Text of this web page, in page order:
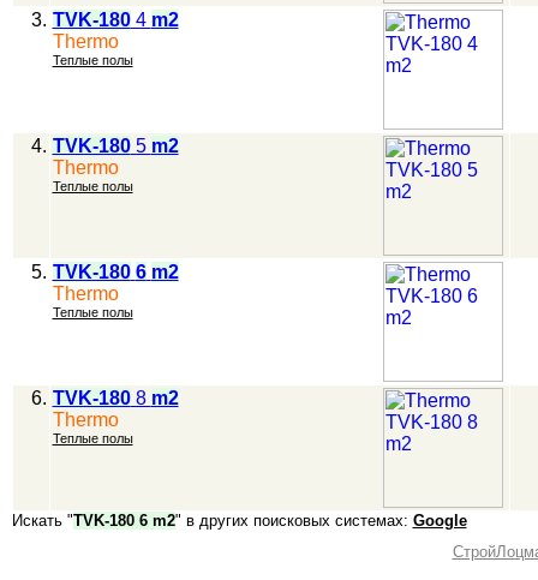
3. TVK-1804 m2
Thermo
Теплые полы
4. TVK-1805 m2
Thermo
Теплые полы
5. TVK-180 6 m2
Thermo
Теплые полы
6. TVK-1808 m2
Thermo
Теплые полы
Искать "TVK-180 6 m2" в других поисковых системах: Google